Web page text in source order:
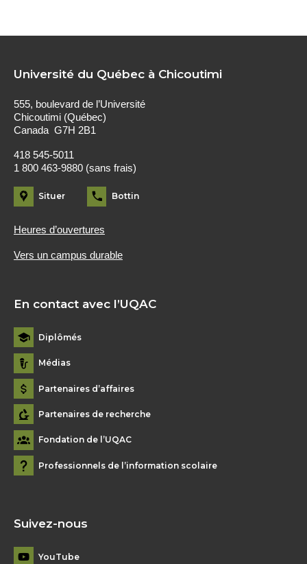
Université du Québec à Chicoutimi
555, boulevard de l’Université
Chicoutimi (Québec)
Canada G7H 2B1
418 545-5011
1 800 463-9880 (sans frais)
Situer Bottin
Heures d’ouvertures
Vers un campus durable
En contact avec l’UQAC
Diplômés
Médias
Partenaires d’affaires
Partenaires de recherche
Fondation de l’UQAC
Professionnels de l’information scolaire
Suivez-nous
YouTube